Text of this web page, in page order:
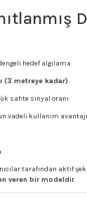
hedef algılama
(3 metreye kadar)
sahte sinyal oranı
vadeli kullanım
tarafından aktif
veren bir modeldir.